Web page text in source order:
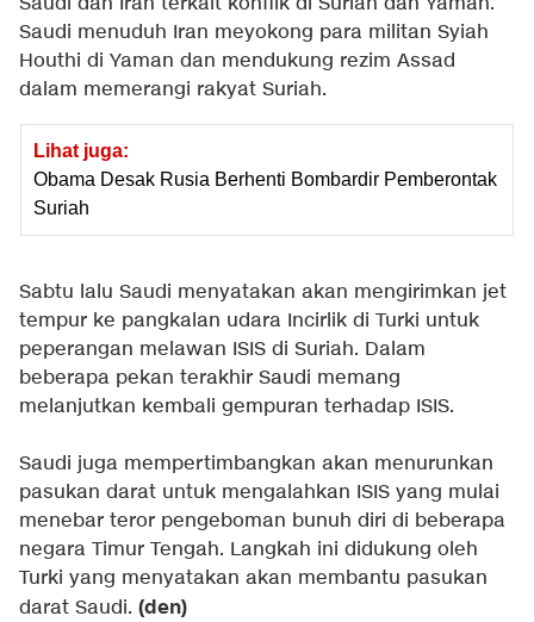
Saudi menuduh Iran meyokong para militan Syiah
Houthi di Yaman dan mendukung rezim Assad
dalam memerangi rakyat Suriah.
Lihat juga:
Obama Desak Rusia Berhenti Bombardir Pemberontak
Suriah
Sabtu lalu Saudi menyatakan akan mengirimkan jet
tempur ke pangkalan udara Incirlik di Turki untuk
peperangan melawan ISIS di Suriah. Dalam
beberapa pekan terakhir Saudi memang
melanjutkan kembali gempuran terhadap ISIS.
Saudi juga mempertimbangkan akan menurunkan
pasukan darat untuk mengalahkan ISIS yang mulai
menebar teror pengeboman bunuh diri di beberapa
negara Timur Tengah. Langkah ini didukung oleh
Turki yang menyatakan akan membantu pasukan
darat Saudi. (den)